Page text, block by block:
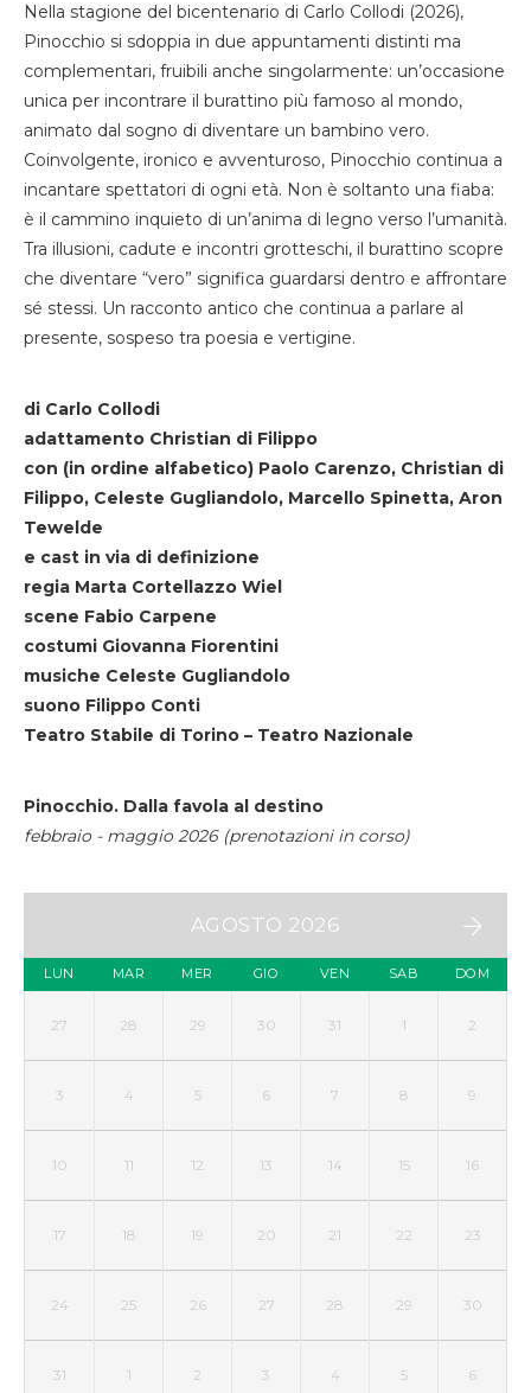
Nella stagione del bicentenario di Carlo Collodi (2026),
Pinocchio si sdoppia in due appuntamenti distinti ma
complementari, fruibili anche singolarmente: un’occasione
unica per incontrare il burattino più famoso al mondo,
animato dal sogno di diventare un bambino vero.
Coinvolgente, ironico e avventuroso, Pinocchio continua a
incantare spettatori di ogni età. Non è soltanto una fiaba:
è il cammino inquieto di un’anima di legno verso l’umanità.
Tra illusioni, cadute e incontri grotteschi, il burattino scopre
che diventare “vero” significa guardarsi dentro e affrontare
sé stessi. Un racconto antico che continua a parlare al
presente, sospeso tra poesia e vertigine.
di Carlo Collodi
adattamento Christian di Filippo
con (in ordine alfabetico) Paolo Carenzo, Christian di
Filippo, Celeste Gugliandolo, Marcello Spinetta, Aron
Tewelde
e cast in via di definizione
regia Marta Cortellazzo Wiel
scene Fabio Carpene
costumi Giovanna Fiorentini
musiche Celeste Gugliandolo
suono Filippo Conti
Teatro Stabile di Torino – Teatro Nazionale
Pinocchio. Dalla favola al destino
febbraio - maggio 2026 (prenotazioni in corso)
AGOSTO 2026
LUN MAR MER GIO VEN SAB DOM
27 28 29 30 31 1 2
3 4 5 6 7 8 9
10 11 12 13 14 15 16
17 18 19 20 21 22 23
24 25 26 27 28 29 30
31 1 2 3 4 5 6